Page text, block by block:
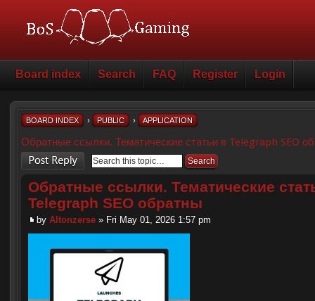
Board index Search FAQ Register Login
BOARD INDEX › PUBLIC › APPLICATION
Обратные ссылки. Тематические статьи в Telegraph SEO
Post a reply
Обратные ссылки. Тематические
Telegraph SEO обратны
by Altonzerse » Fri May 01, 2026 1:57 pm